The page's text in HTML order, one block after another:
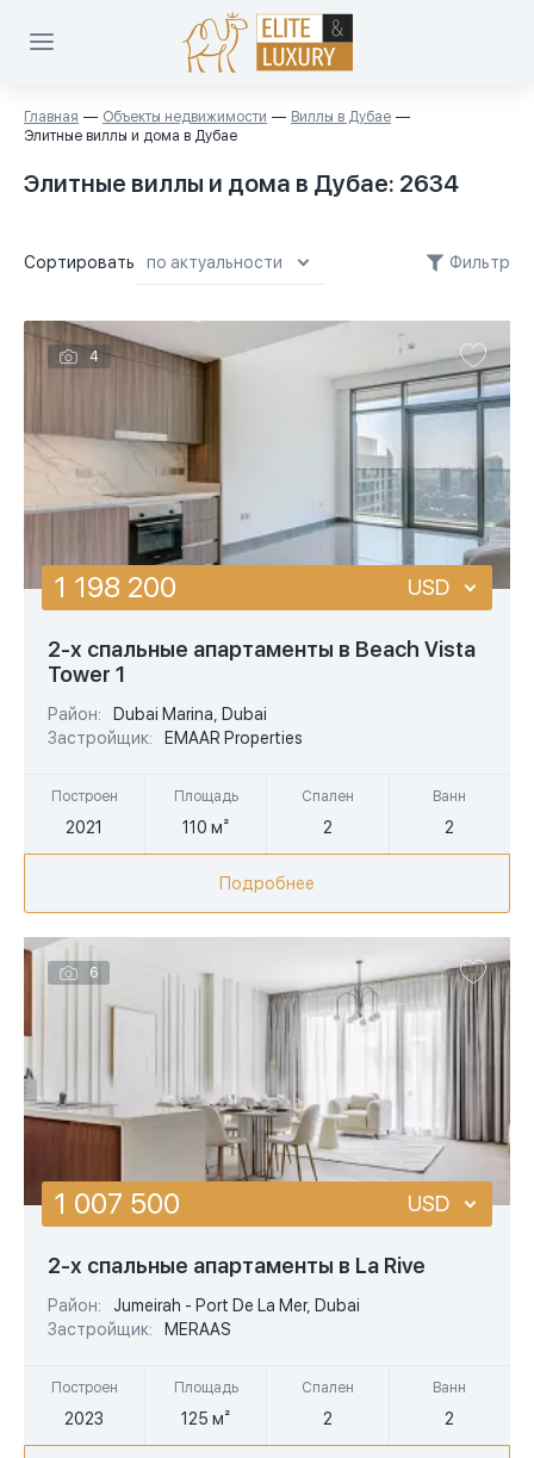
Главная Объекты недвижимости
Виллы в Дубае
Элитные виллы и дома в Дубае
Элитные виллы и дома в Дубае: 2634
Сортировать по актуальности
сначала дешевле
площадь меньше
площадь больше
Фильтр
4
2-х спальные апартаменты в Beach Vista
Tower 1
Район:
Dubai Marina, Dubai
Застройщик:
EMAAR Properties
Построен
2021
Площадь
110 м²
Спален
2
Ванн
2
1 198 200 USD
USD
Подробнее
6
2-х спальные апартаменты в La Rive
Район:
Jumeirah - Port De La Mer, Dubai
Застройщик:
MERAAS
Построен
2023
Площадь
125 м²
Спален
2
Ванн
2
1 007 500 USD